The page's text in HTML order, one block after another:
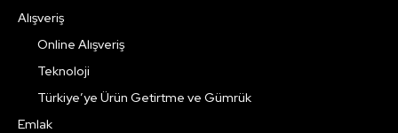
Alışveriş
Online Alışveriş
Teknoloji
Türkiye’ye Ürün Getirtme ve Gümrük
Emlak